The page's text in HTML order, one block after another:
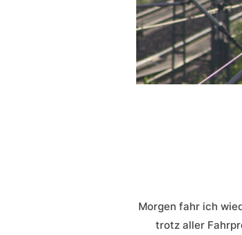
Morgen fahr ich
trotz aller